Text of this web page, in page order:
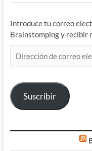
Introduce tu correo
Brainstomping y recibir
de
electrónico
Suscribir